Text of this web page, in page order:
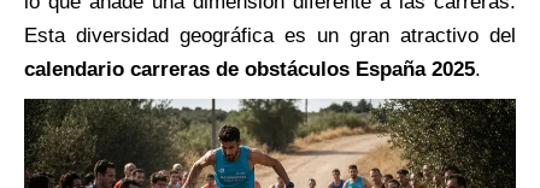
Esta diversidad geográfica es un gran atractivo del
calendario carreras de obstáculos España 2025.